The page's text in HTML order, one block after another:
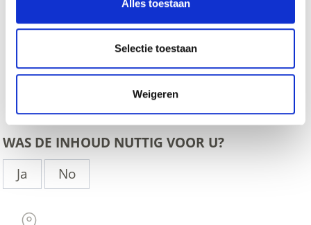
Alles toestaan
Selectie toestaan
Weigeren
WAS DE INHOUD NUTTIG VOOR U?
Ja
No